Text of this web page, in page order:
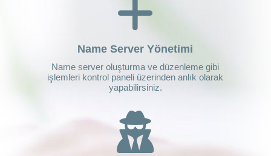
Name Server Yönetimi
Name server oluşturma ve düzenleme gibi
işlemleri kontrol paneli üzerinden anlık olarak
yapabilirsiniz.